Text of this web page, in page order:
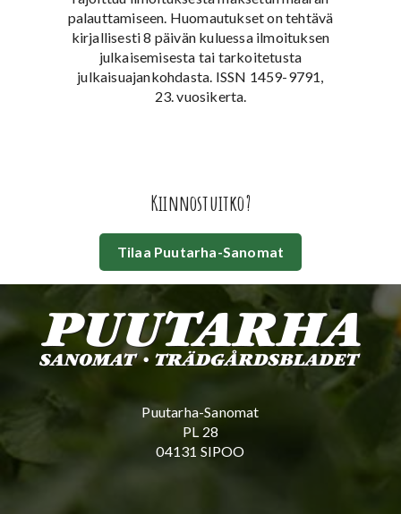
palauttamiseen. Huomautukset on tehtävä
kirjallisesti 8 päivän kuluessa ilmoituksen
julkaisemisesta tai tarkoitetusta
julkaisuajankohdasta. ISSN 1459-9791,
23. vuosikerta.
Kiinnostuitko?
Tilaa Puutarha-Sanomat
Puutarha-Sanomat
PL 28
04131 SIPOO